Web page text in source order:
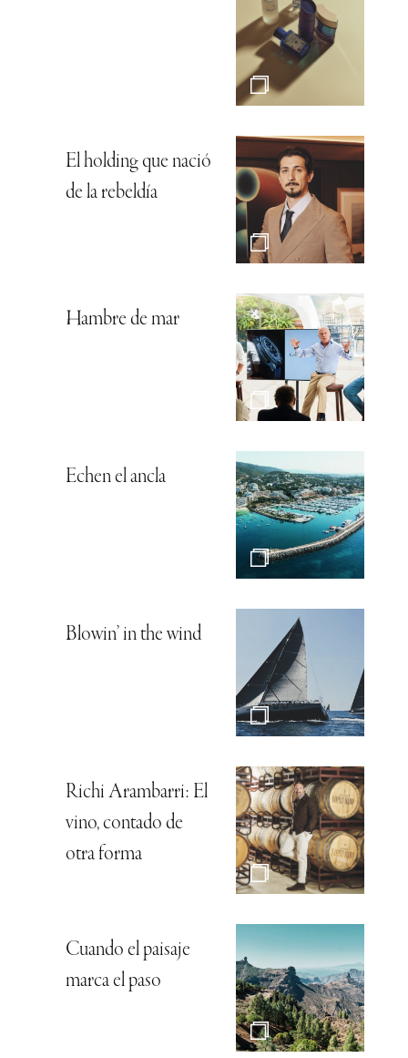
El holding que nació
de la rebeldía
Hambre de mar
Echen el ancla
Blowin’ in the wind
Richi Arambarri: El
vino, contado de
otra forma
Cuando el paisaje
marca el paso